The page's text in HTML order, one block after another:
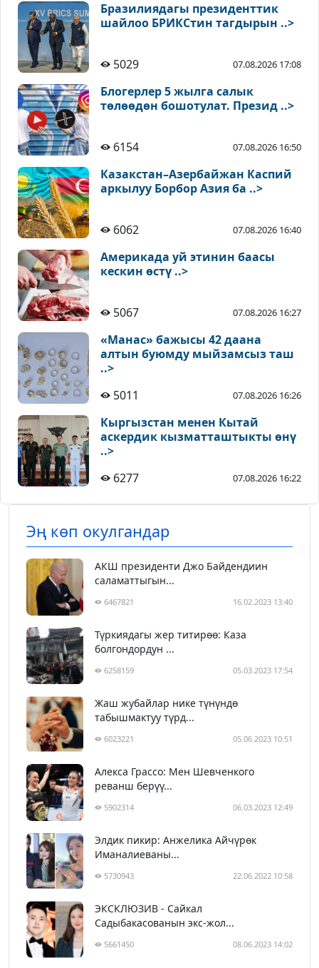
Бразилиядагы президенттик
шайлоо БРИКСтин тагдырын ..>
5029 07.08.2026 17:08
Блогерлер 5 жылга салык
төлөөдөн бошотулат. Презид ..>
6154 07.08.2026 16:50
Казакстан–Азербайжан Каспий
аркылуу Борбор Азия ба ..>
6062 07.08.2026 16:40
Америкада уй этинин баасы
кескин өстү ..>
5067 07.08.2026 16:27
«Манас» бажысы 42 даана
алтын буюмду мыйзамсыз таш
..>
5011
07.08.2026 16:26
Кыргызстан менен Кытай
аскердик кызматташтыкты өнү
..>
6277
07.08.2026 16:22
Эң көп окулгандар
АКШ президенти Джо Байдендиин
саламаттыгын...
6467821 16.02.2023 13:40
Түркиядагы жер титирөө: Каза
болгондордун ...
6258159 05.03.2023 17:54
Жаш жубайлар нике түнүндө
табышмактуу түрд...
6023221 05.06.2023 10:51
Алекса Грассо: Мен Шевченкого
реванш берүү...
5902314 06.03.2023 12:49
Элдик пикир: Анжелика Айчүрөк
Иманалиеваны...
5730943 22.06.2022 10:58
ЭКСКЛЮЗИВ - Сайкал
Садыбакасованын экс-жол...
5661450 08.06.2023 14:02